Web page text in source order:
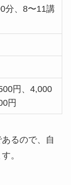
分、8〜11講
円、4,000
円
るので、自
。